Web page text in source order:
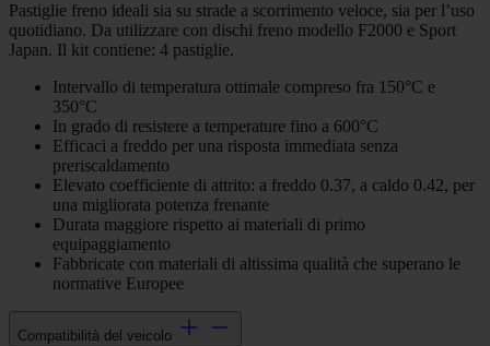
Pastiglie freno ideali sia su strade a scorrimento veloce, sia per l’uso
quotidiano. Da utilizzare con dischi freno modello F2000 e Sport
Japan. Il kit contiene: 4 pastiglie.
Intervallo di temperatura ottimale compreso fra 150°C e
350°C
In grado di resistere a temperature fino a 600°C
Efficaci a freddo per una risposta immediata senza
preriscaldamento
Elevato coefficiente di attrito: a freddo 0.37, a caldo 0.42, per
una migliorata potenza frenante
Durata maggiore rispetto ai materiali di primo
equipaggiamento
Fabbricate con materiali di altissima qualità che superano le
normative Europee
Compatibilità del veicolo